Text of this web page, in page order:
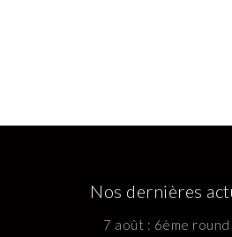
Nos dernières
7 août : 6ème round